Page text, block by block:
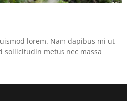
lorem. Nam dapibus mi ut
sollicitudin metus nec massa